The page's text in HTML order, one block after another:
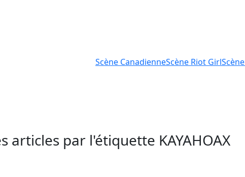
Scène CanadienneScène Riot GirlScène
articles par l'étiquette KAYAHOAX